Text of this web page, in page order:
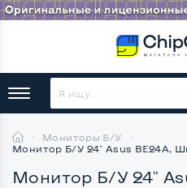
Мониторы Б/У
Монитор Б/У 24" Asus BE24A,
Монитор Б/У 24"